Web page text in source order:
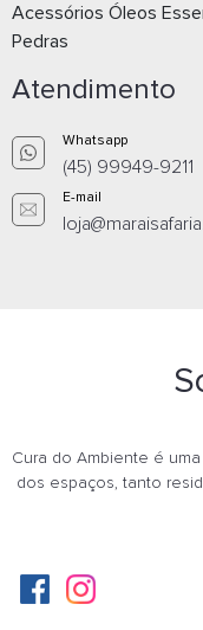
Acessórios Óleos
Pedras
Atendimento
Whatsapp
(45) 99949-9211
E-mail
Cura do Ambiente é
dos espaços, tanto